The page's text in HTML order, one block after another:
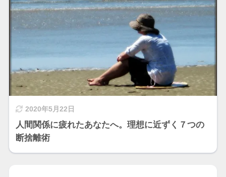
2020年5月22日
人間関係に疲れたあなたへ。理想に近ずく７つの
断捨離術